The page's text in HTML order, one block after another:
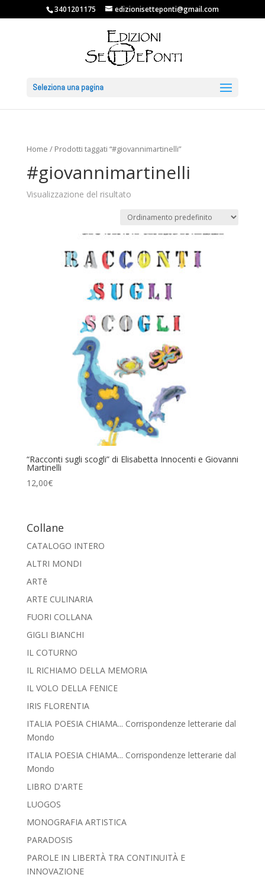
3401201175 edizionisetteponti@gmail.com
Seleziona una pagina
Home / Prodotti taggati “#giovannimartinelli”
#giovannimartinelli
Visualizzazione del risultato
“Racconti sugli scogli” di Elisabetta Innocenti e Giovanni
Martinelli
12,00€
Collane
CATALOGO INTERO
ALTRI MONDI
ARTē
ARTE CULINARIA
FUORI COLLANA
GIGLI BIANCHI
IL COTURNO
IL RICHIAMO DELLA MEMORIA
IL VOLO DELLA FENICE
IRIS FLORENTIA
ITALIA POESIA CHIAMA... Corrispondenze letterarie dal
Mondo
ITALIA POESIA CHIAMA... Corrispondenze letterarie dal
Mondo
LIBRO D'ARTE
LUOGOS
MONOGRAFIA ARTISTICA
PARADOSIS
PAROLE IN LIBERTÀ TRA CONTINUITÀ E
INNOVAZIONE